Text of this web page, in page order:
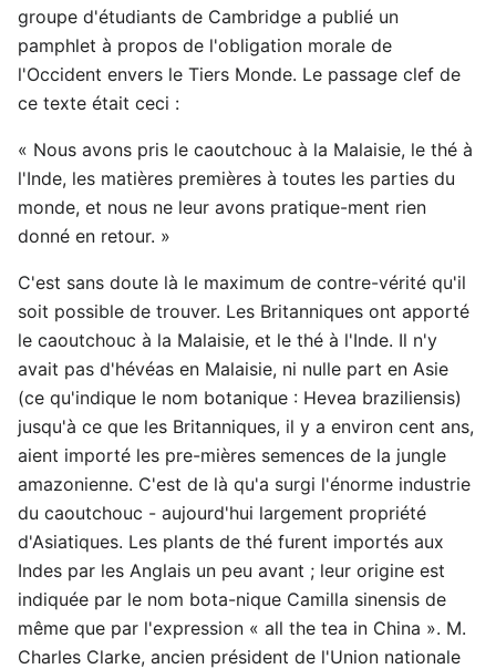
groupe d'étudiants de Cambridge a publié un
pamphlet à propos de l'obligation morale de
l'Occident envers le Tiers Monde. Le passage clef de
ce texte était ceci :
« Nous avons pris le caoutchouc à la Malaisie, le thé à
l'Inde, les matières premières à toutes les parties du
monde, et nous ne leur avons pratique-ment rien
donné en retour. »
C'est sans doute là le maximum de contre-vérité qu'il
soit possible de trouver. Les Britanniques ont apporté
le caoutchouc à la Malaisie, et le thé à l'Inde. Il n'y
avait pas d'hévéas en Malaisie, ni nulle part en Asie
(ce qu'indique le nom botanique : Hevea braziliensis)
jusqu'à ce que les Britanniques, il y a environ cent ans,
aient importé les pre-mières semences de la jungle
amazonienne. C'est de là qu'a surgi l'énorme industrie
du caoutchouc - aujourd'hui largement propriété
d'Asiatiques. Les plants de thé furent importés aux
Indes par les Anglais un peu avant ; leur origine est
indiquée par le nom bota-nique Camilla sinensis de
même que par l'expression « all the tea in China ». M.
Charles Clarke, ancien président de l'Union nationale